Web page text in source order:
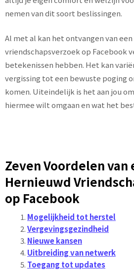
nemen van dit soort beslissingen.
Al met al kan het ontvangen van
vriendschapsverzoek op Facebook
betekenissen hebben. Het kan
vergissing tot een bewuste poging
komen. Uiteindelijk is het aan jou
hiermee wilt omgaan en wat het
Zeven Voordelen van
Hernieuwd
op Facebook
Mogelijkheid tot herstel
Vergevingsgezindheid
Nieuwe kansen
Uitbreiding van netwerk
Toegang tot updates